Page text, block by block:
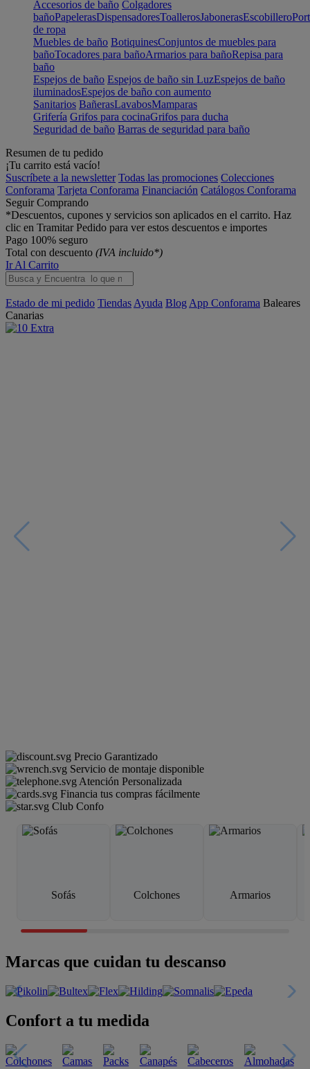
Accesorios de baño Colgadores
bañoPapelerasDispensadoresToallerosJabonerasEscobillero
de ropa
Muebles de baño BotiquinesConjuntos de muebles para
bañoTocadores para bañoArmarios para bañoRepisa para
baño
Espejos de baño Espejos de baño sin LuzEspejos de baño
iluminadosEspejos de baño con aumento
Sanitarios BañerasLavabosMamparas
Grifería Grifos para cocinaGrifos para ducha
Seguridad de baño Barras de seguridad para baño
Resumen de tu pedido
¡Tu carrito está vacío!
Suscríbete a la newsletter Todas las promociones Colecciones
Conforama Tarjeta Conforama Financiación Catálogos Conforama
Seguir Comprando
*Descuentos, cupones y servicios son aplicados en el carrito. Haz
clic en Tramitar Pedido para ver estos descuentos e importes
Pago 100% seguro
Total con descuento (IVA incluido*)
Ir Al Carrito
Estado de mi pedido Tiendas Ayuda Blog App Conforama Baleares
Canarias
Precio Garantizado
Servicio de montaje disponible
Atención Personalizada
Financia tus compras fácilmente
Club Confo
Sofás Colchones Armarios
Marcas que cuidan tu descanso
Confort a tu medida